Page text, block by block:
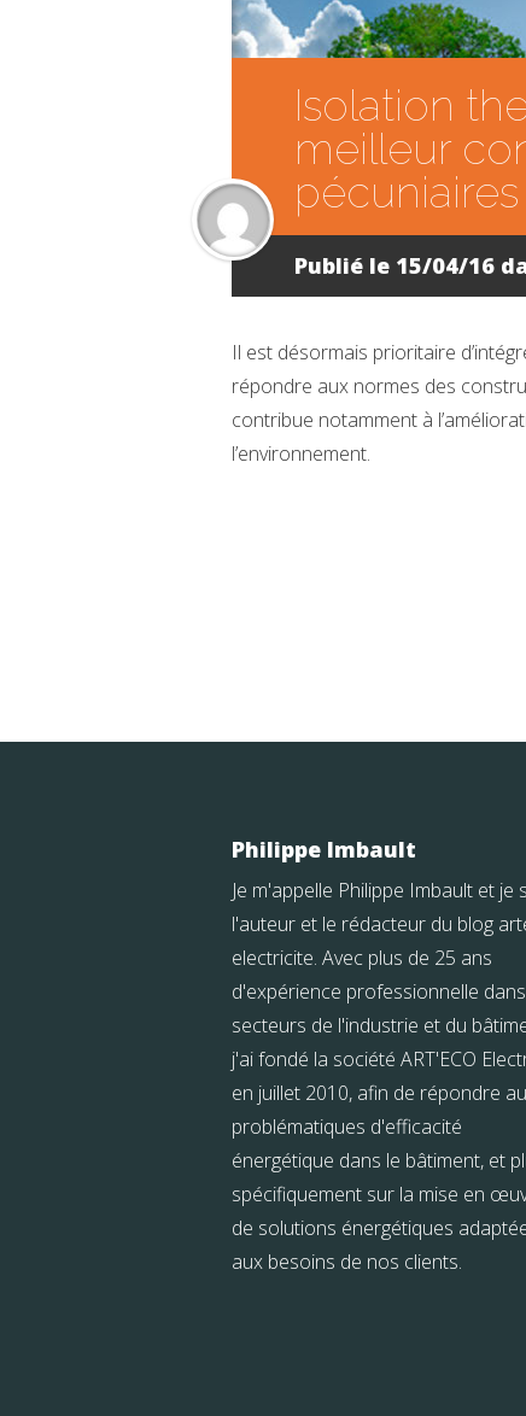
Isolation
meilleur
pécuniaires
Publié le 15/04/16
Il est désormais prioritaire
répondre aux normes des
contribue notamment à
l’environnement.
Philippe Imbault
Je m'appelle Philippe Imbault et je
l'auteur et le rédacteur du blog
electricite. Avec plus de 25 ans
d'expérience professionnelle
secteurs de l'industrie et du
j'ai fondé la société ART'ECO
en juillet 2010, afin de répondre
problématiques d'efficacité
énergétique dans le bâtiment, et
spécifiquement sur la mise en
de solutions énergétiques
aux besoins de nos clients.